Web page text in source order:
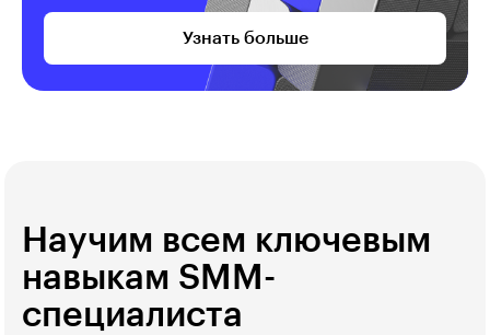
Узнать больше
Научим всем ключевым
навыкам SMM-
специалиста